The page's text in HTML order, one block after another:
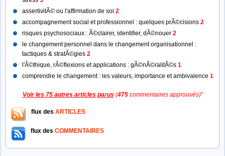
assertivitÃ© ou l'affirmation de soi 2
accompagnement social et professionnel : quelques prÃ©cisions 2
risques psychosociaux : Ã©clairer, identifier, dÃ©nouer 2
le changement personnel dans le changement organisationnel :
tactiques & stratÃ©gies 2
l'Ã©thique, rÃ©flexions et applications : gÃ©nÃ©ralitÃ©s 1
comprendre le changement : les valeurs, importance et ambivalence 1
Voir les 75 autres articles parus (475commentaires approuvés)"
flux des ARTICLES
flux des COMMENTAIRES